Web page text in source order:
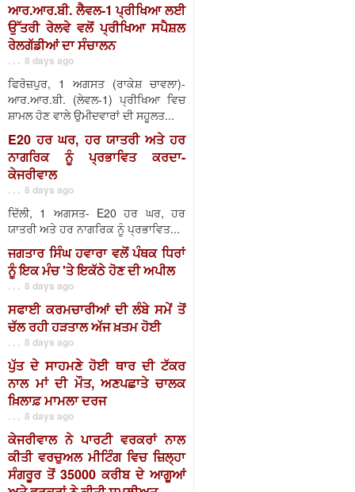
ਆਰ.ਆਰ.ਬੀ. ਲੈਵਲ-1 ਪ੍ਰੀਖਿਆ ਲਈ
ਉੱਤਰੀ ਰੇਲਵੇ ਵਲੋਂ ਪ੍ਰੀਖਿਆ ਸਪੈਸ਼ਲ
ਰੇਲਗੱਡੀਆਂ ਦਾ ਸੰਚਾਲਨ
. . . 8 days ago
ਫਿਰੋਜ਼ਪੁਰ, 1 ਅਗਸਤ (ਰਾਕੇਸ਼ ਚਾਵਲਾ)-
ਆਰ.ਆਰ.ਬੀ. (ਲੇਵਲ-1) ਪ੍ਰੀਖਿਆ ਵਿਚ
ਸ਼ਾਮਲ ਹੋਣ ਵਾਲੇ ਉਮੀਦਵਾਰਾਂ ਦੀ ਸਹੂਲਤ...
E20 ਹਰ ਘਰ, ਹਰ ਯਾਤਰੀ ਅਤੇ ਹਰ
ਨਾਗਰਿਕ ਨੂੰ ਪ੍ਰਭਾਵਿਤ ਕਰਦਾ-
ਕੇਜਰੀਵਾਲ
. . . 8 days ago
ਦਿੱਲੀ, 1 ਅਗਸਤ- E20 ਹਰ ਘਰ, ਹਰ
ਯਾਤਰੀ ਅਤੇ ਹਰ ਨਾਗਰਿਕ ਨੂੰ ਪ੍ਰਭਾਵਿਤ...
ਜਗਤਾਰ ਸਿੰਘ ਹਵਾਰਾ ਵਲੋਂ ਪੰਥਕ ਧਿਰਾਂ
ਨੂੰ ਇਕ ਮੰਚ 'ਤੇ ਇਕੱਠੇ ਹੋਣ ਦੀ ਅਪੀਲ
. . . 8 days ago
ਸਫਾਈ ਕਰਮਚਾਰੀਆਂ ਦੀ ਲੰਬੇ ਸਮੇਂ ਤੋਂ
ਚੱਲ ਰਹੀ ਹੜਤਾਲ ਅੱਜ ਖ਼ਤਮ ਹੋਈ
. . . 8 days ago
ਪੁੱਤ ਦੇ ਸਾਹਮਣੇ ਹੋਈ ਥਾਰ ਦੀ ਟੱਕਰ
ਨਾਲ ਮਾਂ ਦੀ ਮੌਤ, ਅਣਪਛਾਤੇ ਚਾਲਕ
ਖ਼ਿਲਾਫ਼ ਮਾਮਲਾ ਦਰਜ
. . . 8 days ago
ਕੇਜਰੀਵਾਲ ਨੇ ਪਾਰਟੀ ਵਰਕਰਾਂ ਨਾਲ
ਕੀਤੀ ਵਰਚੁਅਲ ਮੀਟਿੰਗ ਵਿਚ ਜ਼ਿਲ੍ਹਾ
ਸੰਗਰੂਰ ਤੋਂ 35000 ਕਰੀਬ ਦੇ ਆਗੂਆਂ